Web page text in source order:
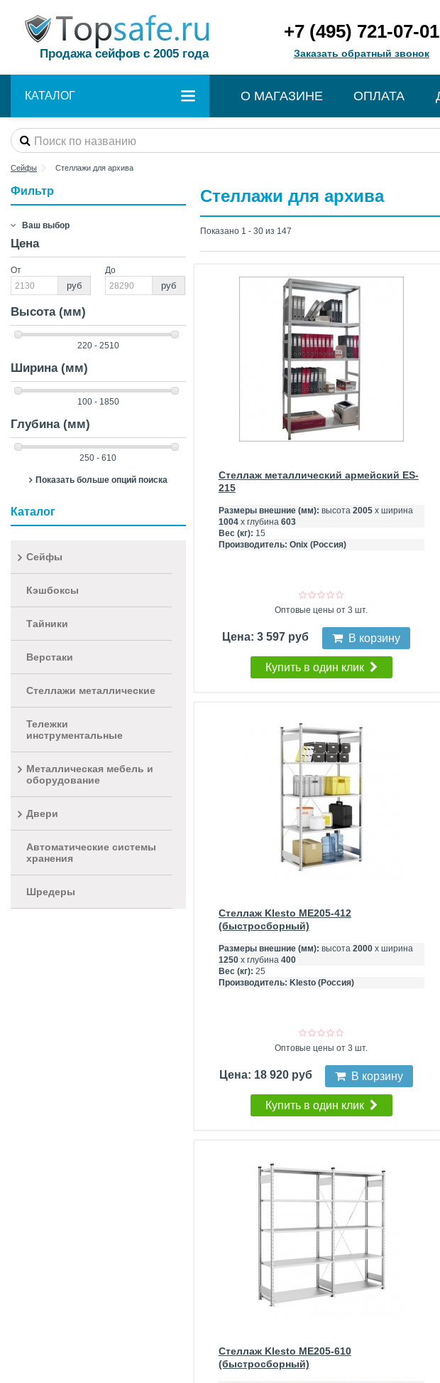
Продажа сейфов с 2005 года
+7 (495) 721-07-01
Заказать обратный звонок
КАТАЛОГ О МАГАЗИНЕ ОПЛАТА
Сейфы Стеллажи для архива
Стеллажи для архива
Показано 1 - 30 из 147
Стеллаж металлический армейский ES-
215
Размеры внешние (мм): высота 2005х ширина
1004х глубина 603
Вес (кг): 15
Производитель: Onix (Россия)
Оптовые цены от 3 шт.
Цена: 3 597 руб В корзину
Купить в один клик
Стеллаж Klesto ME205-412
(быстросборный)
Размеры внешние (мм): высота 2000х ширина
1250х глубина 400
Вес (кг): 25
Производитель: Klesto (Россия)
Оптовые цены от 3 шт.
Цена: 18 920 руб В корзину
Купить в один клик
Стеллаж Klesto ME205-610
(быстросборный)
Фильтр
Ваш выбор
Цена
От
руб
До
руб
Высота (мм)
220 - 2510
Ширина (мм)
100 - 1850
Глубина (мм)
250 - 610
Показать больше опций поиска
Каталог
Сейфы
Кэшбоксы
Тайники
Верстаки
Стеллажи металлические
Тележки
инструментальные
Металлическая мебель и
оборудование
Двери
Автоматические системы
хранения
Шредеры